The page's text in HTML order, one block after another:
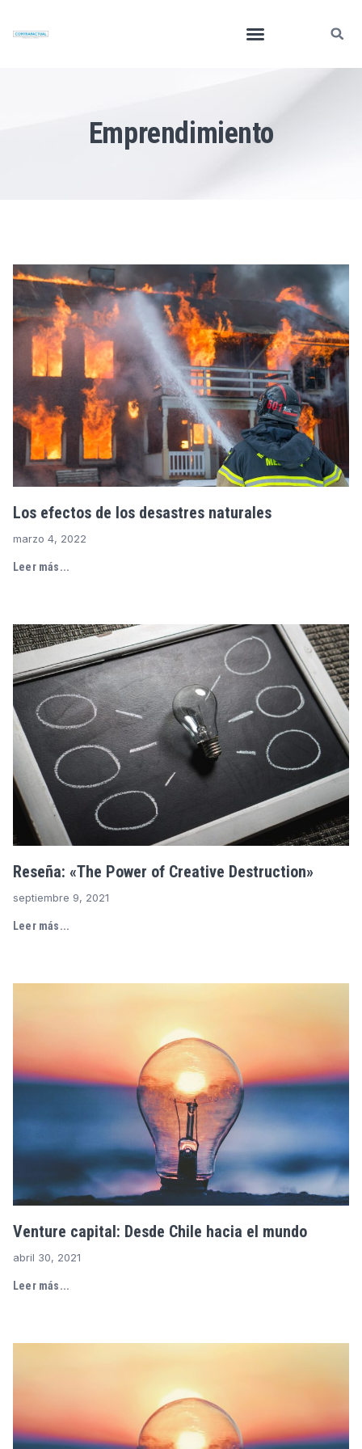
Emprendimiento
Los efectos de los desastres naturales
marzo 4, 2022
Leer más...
Reseña: «The Power of Creative Destruction»
septiembre 9, 2021
Leer más...
Venture capital: Desde Chile hacia el mundo
abril 30, 2021
Leer más...